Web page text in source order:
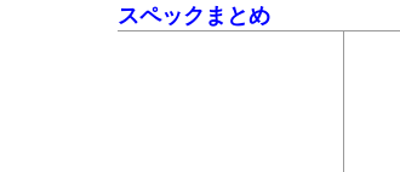
スペックまとめ